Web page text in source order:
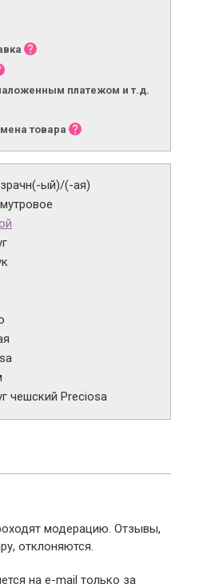
платежом и т.д.
товара
ый)/(-ая)
чешский Preciosa
модерацию. Отзывы,
отклоняются.
на e-mail только за